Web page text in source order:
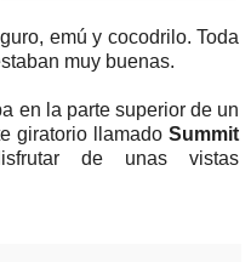
emú y cocodrilo. Toda
muy buenas.
en la parte superior de un
giratorio llamado Summit
de unas vistas